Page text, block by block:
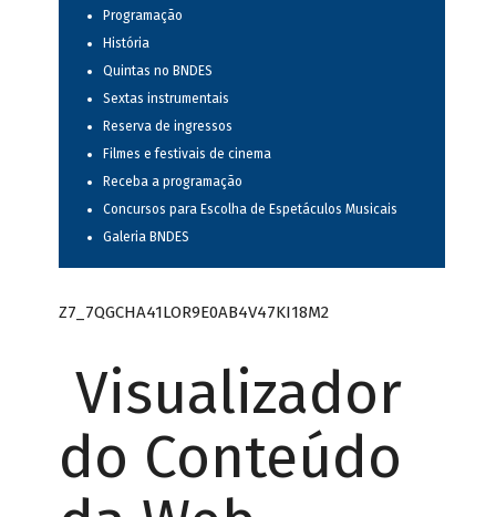
Programação
História
Quintas no BNDES
Sextas instrumentais
Reserva de ingressos
Filmes e festivais de cinema
Receba a programação
Concursos para Escolha de Espetáculos Musicais
Galeria BNDES
Z7_7QGCHA41LOR9E0AB4V47KI18M2
Visualizador
do Conteúdo